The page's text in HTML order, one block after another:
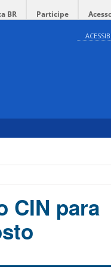
BR Participe
CIN para